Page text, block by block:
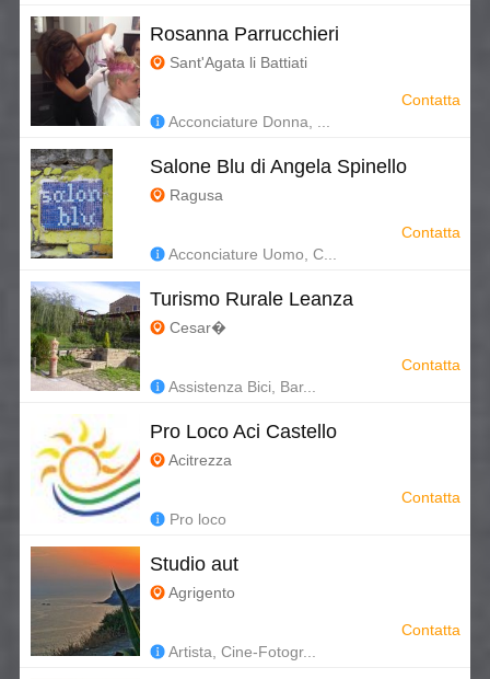
Rosanna Parrucchieri
Sant'Agata li Battiati
Acconciature Donna, ...
Contatta
Salone Blu di Angela Spinello
Ragusa
Acconciature Uomo, C...
Contatta
Turismo Rurale Leanza
Cesar�
Assistenza Bici, Bar...
Contatta
Pro Loco Aci Castello
Acitrezza
Pro loco
Contatta
Studio aut
Agrigento
Artista, Cine-Fotogr...
Contatta